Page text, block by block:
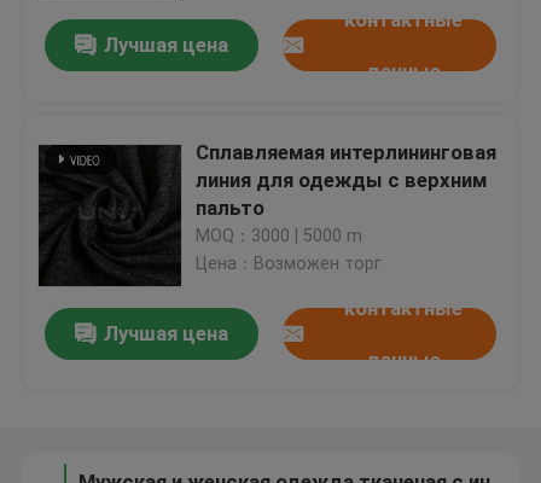
Домой
Продукты
О нас
Лучшая цена
контактные
данные
Сплавляемая интерлининговая
линия для одежды с верхним
пальто
MOQ：3000 | 5000 m
Цена：Возможен торг
Лучшая цена
контактные
данные
Простой полиэстер полиамид для женской одежды
сплетенный простиранием Interlining Weave ткани 30D простый сплавляя с процессом кремния
100D * 100D упрощают Interlining материал 70gsm с двойным покрытием PA многоточия